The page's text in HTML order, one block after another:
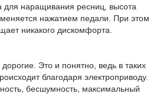
для наращивания ресниц, высота
нажатием педали. При этом
никакого дискомфорта.
Это и понятно, ведь в таких
благодаря электроприводу.
бесшумность, максимальный